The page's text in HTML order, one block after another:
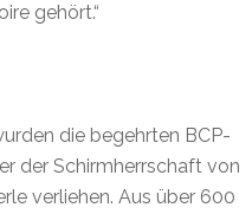
gehört.“
die begehrten BCP-
der Schirmherrschaft von
verliehen. Aus über 600